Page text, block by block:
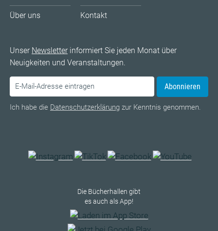
Über uns Kontakt
Unser Newsletterinformiert Sie jeden Monat über
Neuigkeiten und Veranstaltungen.
Abonnieren
Ich habe die Datenschutzerklärung zur Kenntnis genommen.
Die Bücherhallen gibt
es auch als App!